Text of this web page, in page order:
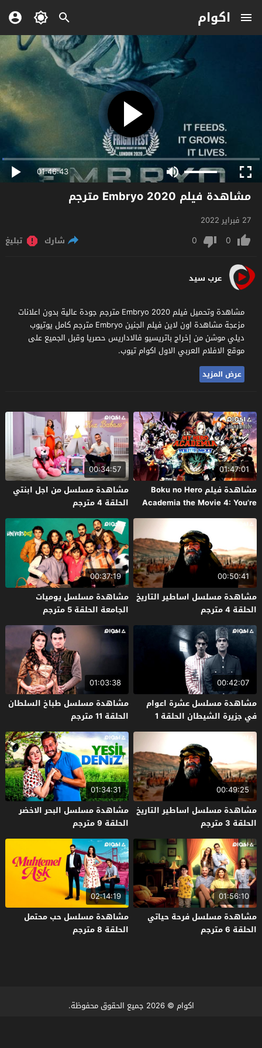
اكوام
01:46:43
مشاهدة فيلم Embryo 2020 مترجم
27 فبراير 2022
0
0 شارك تبليغ
عرب سيد
مشاهدة وتحميل فيلم Embryo 2020 مترجم جودة عالية بدون اعلانات
مزعجة مشاهدة اون لاين فيلم الجنين Embryo مترجم كامل يوتيوب
ديلي موشن من إخراج باتريسيو فالاداريس حصريا وقبل الجميع على
موقع الافلام العربي الاول اكوام تيوب.
عرض المزيد
01:47:01
مشاهدة فيلم Boku no Hero
Academia the Movie 4: You’re
Next 2024 مترجم
00:34:57
مشاهدة مسلسل من اجل ابنتي
الحلقة 4 مترجم
00:50:41
مشاهدة مسلسل اساطير التاريخ
الحلقة 4 مترجم
00:37:19
مشاهدة مسلسل يوميات
الجامعة الحلقة 5 مترجم
00:42:07
مشاهدة مسلسل عشرة اعوام
في جزيرة الشيطان الحلقة 1
مترجم
01:03:38
مشاهدة مسلسل طباخ السلطان
الحلقة 11 مترجم
00:49:25
مشاهدة مسلسل اساطير التاريخ
الحلقة 3 مترجم
01:34:31
مشاهدة مسلسل البحر الاخضر
الحلقة 9 مترجم
01:56:10
مشاهدة مسلسل فرحة حياتي
الحلقة 6 مترجم
02:14:19
مشاهدة مسلسل حب محتمل
الحلقة 8 مترجم
اكوام © 2026 جميع الحقوق محفوظة.